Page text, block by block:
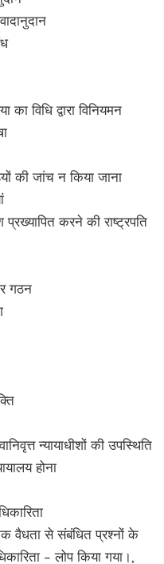
का विधि द्वारा विनियमन
की जांच न किया जाना
करने की राष्ट्रपति
गठन
न्यायाधीशों की उपस्थिति
होना
वैधता से संबंधित प्रश्नों के
– लोप किया गया।,